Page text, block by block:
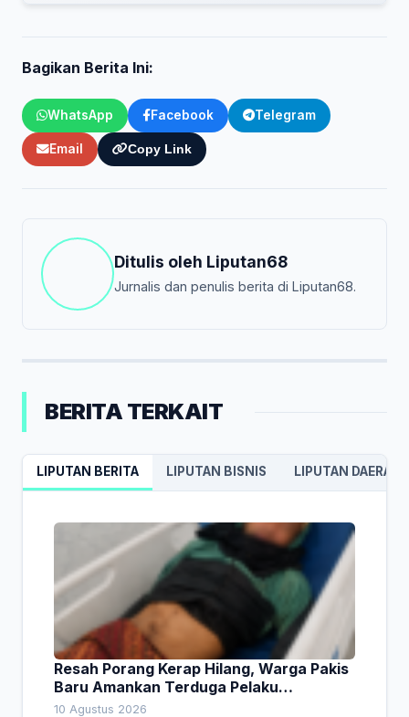
Bagikan Berita Ini:
WhatsApp Facebook Telegram
Email Copy Link
Ditulis oleh Liputan68
Jurnalis dan penulis berita di Liputan68.
BERITA TERKAIT
LIPUTAN BERITA LIPUTAN BISNIS LIPUTAN DAERAH
Resah Porang Kerap Hilang, Warga Pakis
Baru Amankan Terduga Pelaku
Pencurian
10 Agustus 2026